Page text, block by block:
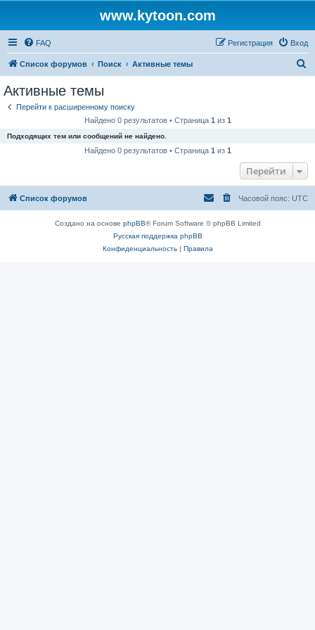
www.kytoon.com
FAQ Вход
Регистрация
Список форумов Поиск Активные темы
Активные темы
Перейти к расширенному поиску
Найдено 0 результатов • Страница 1 из 1
Подходящих тем или сообщений не найдено.
Найдено 0 результатов • Страница 1 из 1
Перейти
Список форумов Часовой пояс: UTC
Создано на основе phpBB® Forum Software © phpBB Limited
Русская поддержка phpBB
Конфиденциальность| Правила